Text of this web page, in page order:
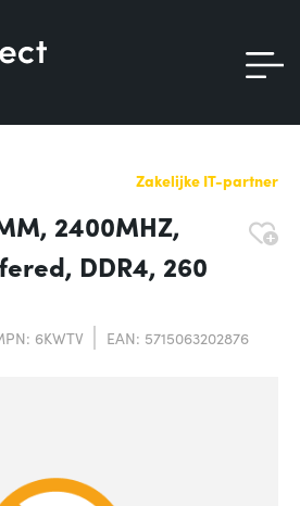
Zakelijke IT-partner
2400MHZ,
DDR4, 260
6KWTV EAN: 5715063202876